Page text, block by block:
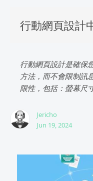
行動網頁設計
行動網頁設計是確保
方法，而不會限制訊
限性，包括：螢幕
Jericho
Jun 19, 2024